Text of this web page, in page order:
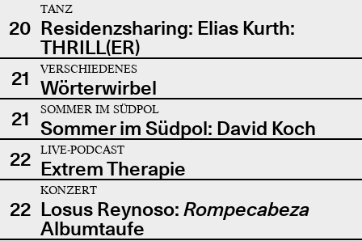
20
TANZ
Residenzsharing: Elias Kurth:
THRILL(ER)
21
VERSCHIEDENES
Wörterwirbel
21
SOMMER IM SÜDPOL
Sommer im Südpol: David Koch
22
LIVE-PODCAST
Extrem Therapie
22
KONZERT
Losus Reynoso: Rompecabeza
Albumtaufe